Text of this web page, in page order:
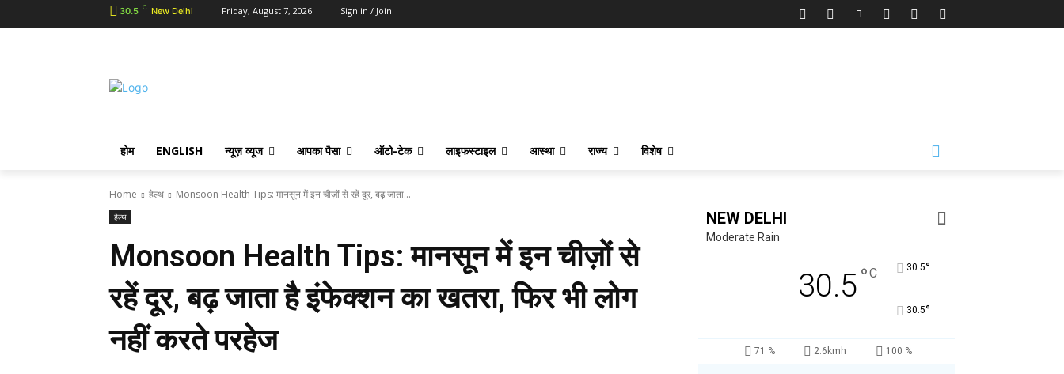
30.5 C New Delhi Friday, August 7, 2026 Sign in / Join
होम ENGLISH न्यूज़ व्यूज आपका पैसा ऑटो-टेक लाइफस्टाइल आस्था राज्य विशेष
Home हेल्थ Monsoon Health Tips: मानसून में इन चीज़ों से रहें दूर, बढ़ जाता...
हेल्थ
Monsoon Health Tips: मानसून में इन चीज़ों से
रहें दूर, बढ़ जाता है इंफेक्शन का खतरा, फिर भी लोग
नहीं करते परहेज
NEW DELHI
Moderate Rain
30.5°C 30.5°
30.5°
71 % 2.6kmh 100 %